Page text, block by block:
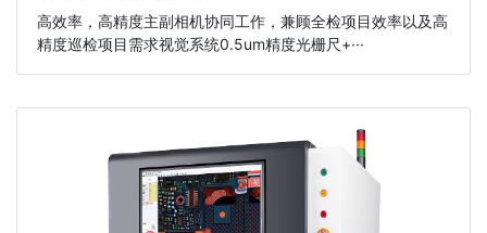
高效率，高精度主副相机协同工作，兼顾全检项目效率以及高
精度巡检项目需求视觉系统0.5um精度光栅尺+···